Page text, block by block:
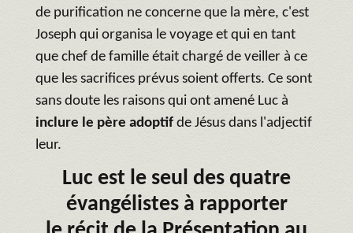
de purification ne concerne que la mère, c'est
Joseph qui organisa le voyage et qui en tant
que chef de famille était chargé de veiller à ce
que les sacrifices prévus soient offerts. Ce sont
sans doute les raisons qui ont amené Luc à
inclure le père adoptif de Jésus dans l'adjectif
leur.
Luc est le seul des quatre
évangélistes à rapporter